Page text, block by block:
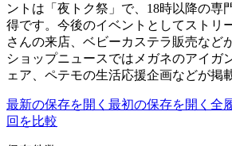
ントは「夜トク祭」で、18時以降の専
得です。今後のイベントとしてストリ
さんの来店、ベビーカステラ販売など
ショップニュースではメガネのアイガ
ェア、ペテモの生活応援企画などが掲
最新の保存を開く 最初の保存を開く 全
回を比較